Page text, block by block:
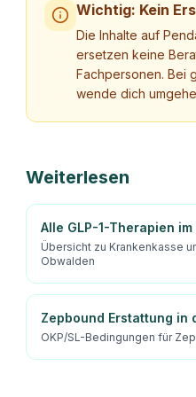
Wichtig: Kein
Die Inhalte auf
ersetzen keine
Fachpersonen. Bei
wende dich
Weiterlesen
Alle GLP-1-Therapien
Übersicht zu Krankenkasse
Obwalden
Zepbound Erstattung in
OKP/SL-Bedingungen für